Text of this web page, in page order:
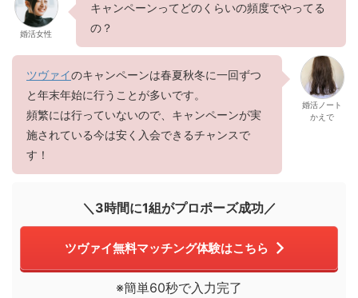
婚活女性
キャンペーンってどのくらいの頻度でやってる
の？
ツヴァイのキャンペーンは春夏秋冬に一回ずつ
と年末年始に行うことが多いです。
頻繁には行っていないので、キャンペーンが実
施されている今は安く入会できるチャンスで
す！
婚活ノート
かえで
＼3時間に1組がプロポーズ成功／
ツヴァイ無料マッチング体験はこちら
※簡単60秒で入力完了